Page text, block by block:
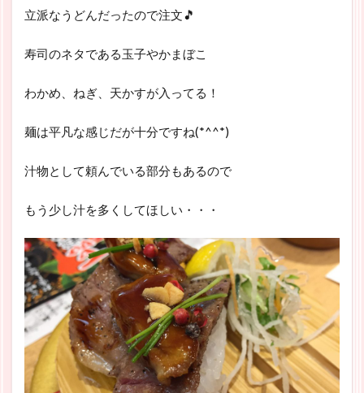
立派なうどんだったので注文🎵
寿司のネタである玉子やかまぼこ
わかめ、ねぎ、天かすが入ってる！
麺は平凡な感じだが十分ですね(*^^*)
汁物として頼んでいる部分もあるので
もう少し汁を多くしてほしい・・・